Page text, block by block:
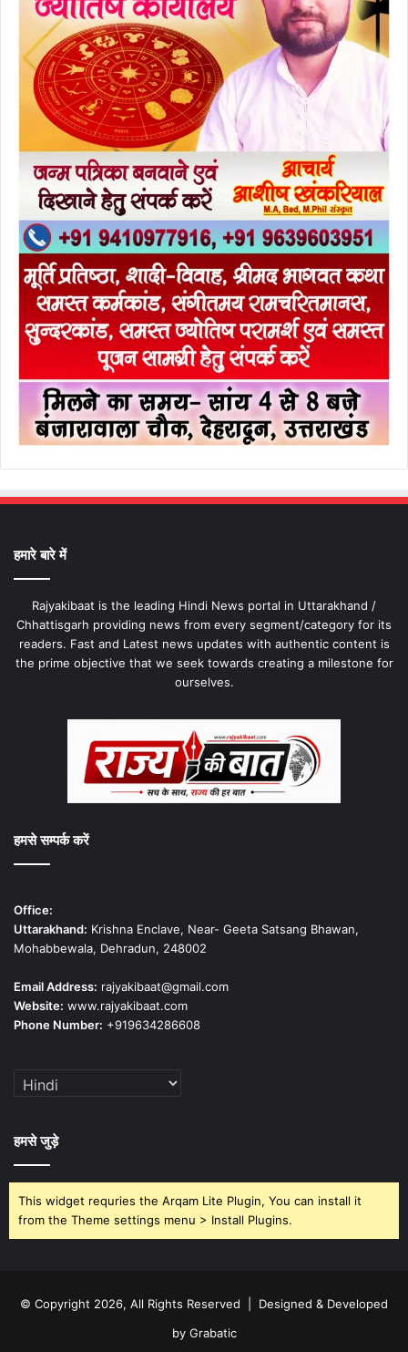
हमारे बारे में
Rajyakibaat is the leading Hindi News portal in Uttarakhand /
Chhattisgarh providing news from every segment/category for its
readers. Fast and Latest news updates with authentic content is
the prime objective that we seek towards creating a milestone for
ourselves.
हमसे सम्पर्क करें
Office:
Uttarakhand: Krishna Enclave, Near- Geeta Satsang Bhawan,
Mohabbewala, Dehradun, 248002
Email Address: rajyakibaat@gmail.com
Website: www.rajyakibaat.com
Phone Number: +919634286608
हमसे जुड़े
This widget requries the Arqam Lite Plugin, You can install it
from the Theme settings menu > Install Plugins.
© Copyright 2026, All Rights Reserved | Designed & Developed
by Grabatic